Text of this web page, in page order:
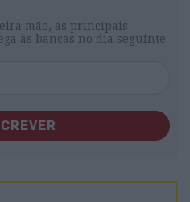
mão, as principais
às bancas no dia seguinte